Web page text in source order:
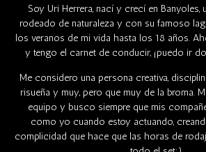
Soy Uri Herrera, nací y crecí en Banyoles,
rodeado de naturaleza y con su famoso
los veranos de mi vida hasta los 18 años.
y tengo el carnet de conducir, ¡puedo ir
Me considero una persona creativa,
risueña y muy, pero que muy de la broma.
equipo y busco siempre que mis
como yo cuando estoy actuando,
complicidad que hace que las horas de